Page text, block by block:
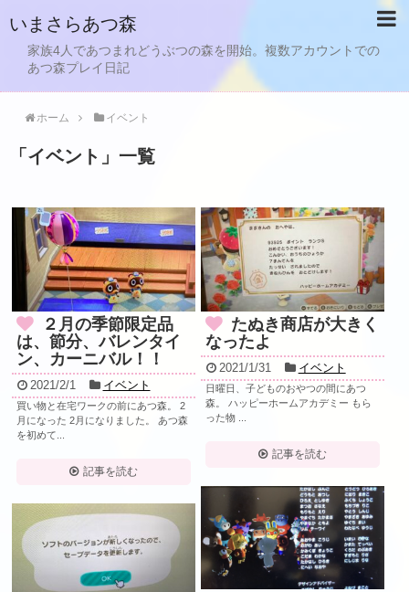
いまさらあつ森
家族4人であつまれどうぶつの森を開始。複数アカウントでの
あつ森プレイ日記
ホーム イベント
「 イベント 」 一覧
２月の季節限定品
は、節分、バレンタイ
ン、カーニバル！！
2021/2/1 イベント
買い物と在宅ワークの前にあつ森。 2
月になった 2月になりました。 あつ森
を初めて...
記事を読む
たぬき商店が大きく
なったよ
2021/1/31 イベント
日曜日、子どものおやつの間にあつ
森。 ハッピーホームアカデミー もら
った物 ...
記事を読む